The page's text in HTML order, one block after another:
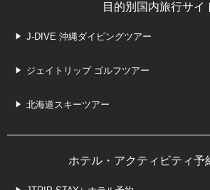
目的別国内旅行サイ
J-DIVE 沖縄ダイビングツアー
ジェイトリップ ゴルフツアー
北海道スキーツアー
ホテル・アクティビティ予